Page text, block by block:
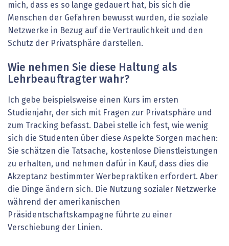
mich, dass es so lange gedauert hat, bis sich die
Menschen der Gefahren bewusst wurden, die soziale
Netzwerke in Bezug auf die Vertraulichkeit und den
Schutz der Privatsphäre darstellen.
Wie nehmen Sie diese Haltung als
Lehrbeauftragter wahr?
Ich gebe beispielsweise einen Kurs im ersten
Studienjahr, der sich mit Fragen zur Privatsphäre und
zum Tracking befasst. Dabei stelle ich fest, wie wenig
sich die Studenten über diese Aspekte Sorgen machen:
Sie schätzen die Tatsache, kostenlose Dienstleistungen
zu erhalten, und nehmen dafür in Kauf, dass dies die
Akzeptanz bestimmter Werbepraktiken erfordert. Aber
die Dinge ändern sich. Die Nutzung sozialer Netzwerke
während der amerikanischen
Präsidentschaftskampagne führte zu einer
Verschiebung der Linien.